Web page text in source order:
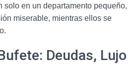
solo en un departamento pequeño,
miserable, mientras ellos se
Deudas, Lujo